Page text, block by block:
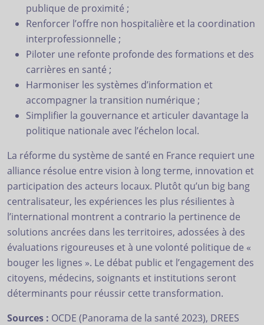
publique de proximité ;
Renforcer l’offre non hospitalière et la coordination
interprofessionnelle ;
Piloter une refonte profonde des formations et des
carrières en santé ;
Harmoniser les systèmes d’information et
accompagner la transition numérique ;
Simplifier la gouvernance et articuler davantage la
politique nationale avec l’échelon local.
La réforme du système de santé en France requiert une
alliance résolue entre vision à long terme, innovation et
participation des acteurs locaux. Plutôt qu’un big bang
centralisateur, les expériences les plus résilientes à
l’international montrent a contrario la pertinence de
solutions ancrées dans les territoires, adossées à des
évaluations rigoureuses et à une volonté politique de «
bouger les lignes ». Le débat public et l’engagement des
citoyens, médecins, soignants et institutions seront
déterminants pour réussir cette transformation.
Sources : OCDE (Panorama de la santé 2023), DREES